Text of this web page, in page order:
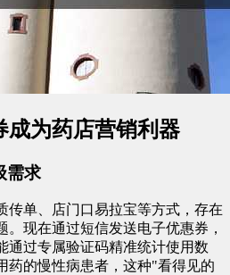
成为药店营销利器
需求
传单、店门口易拉宝等方式，存在
。现在通过短信发送电子优惠券，
通过专属验证码精准统计使用数
药的慢性病患者，这种"看得见的